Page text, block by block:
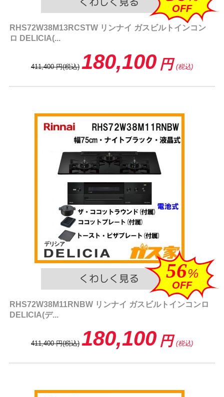
OFF
RHS72W38M13RCSTW リンナイ ガスビルトインコン
ロ DELICIA(...
411,400 円(税込) 180,100 円 (税込)
56%
OFF
RHS72W38M11RNBW リンナイ ガスビルトインコンロ
DELICIA(デ...
411,400 円(税込) 180,100 円 (税込)